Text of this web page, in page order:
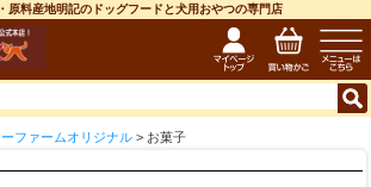
原料産地明記のドッグフードと犬用おやつの専門店
ファームオリジナル > お菓子